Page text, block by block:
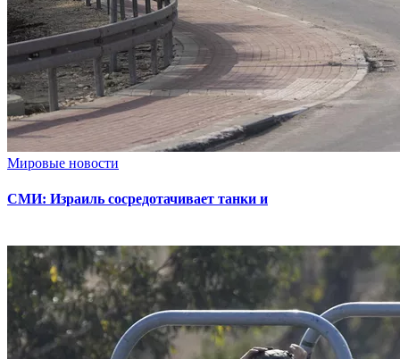
Мировые новости
СМИ: Израиль сосредотачивает танки и